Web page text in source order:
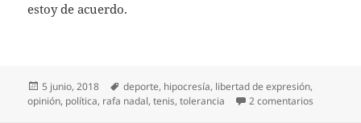
estoy de acuerdo.
Publicado
el
5 junio, 2018 Etiquetas
deporte, hipocresía, libertad de expresión,
opinión, política, rafa nadal,tenis,tolerancia 2 comentarios